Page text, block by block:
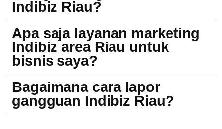
Indibiz Riau?
Apa saja layanan marketing
Indibiz area Riau untuk
bisnis saya?
Bagaimana cara lapor
gangguan Indibiz Riau?